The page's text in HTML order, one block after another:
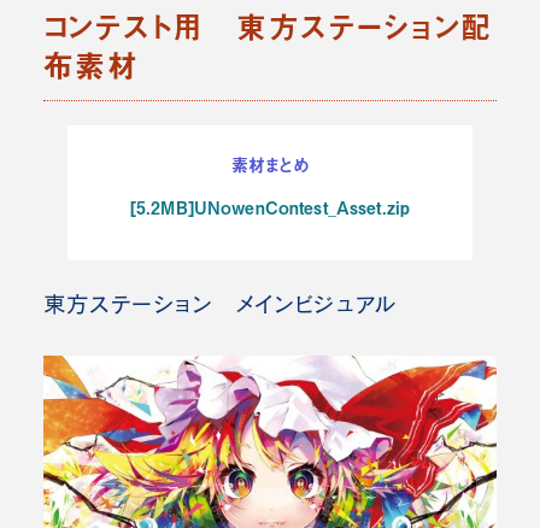
コンテスト用 東方ステーション配
布素材
素材まとめ
[5.2MB]UNowenContest_Asset.zip
東方ステーション メインビジュアル